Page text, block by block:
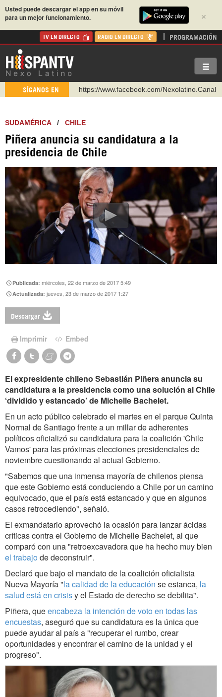
×
Usted puede descargar el app en su móvil
para un mejor funcionamiento.
TV EN DIRECTO RADIO EN DIRECTO PROGRAMACIÓN
SÍGANOS EN
https://www.facebook.com/Nexolatino.Canal
https://urmedium.com/c/hispantv
Instagram como: hispan_tv
SUDAMÉRICA/ CHILE
Piñera anuncia su candidatura a la
presidencia de Chile
Publicada:miércoles, 22 de marzo de 2017 5:49
Actualizada:jueves, 23 de marzo de 2017 1:27
Descargar
Imprimir Embed
El expresidente chileno Sebastián Piñera anuncia su
candidatura a la presidencia como una solución al Chile
‘dividido y estancado’ de Michelle Bachelet.
En un acto público celebrado el martes en el parque Quinta
Normal de Santiago frente a un millar de adherentes
políticos oficializó su candidatura para la coalición 'Chile
Vamos' para las próximas elecciones presidenciales de
noviembre cuestionando al actual Gobierno.
"Sabemos que una inmensa mayoría de chilenos piensa
que este Gobierno está conduciendo a Chile por un camino
equivocado, que el país está estancado y que en algunos
casos retrocediendo", señaló.
El exmandatario aprovechó la ocasión para lanzar ácidas
críticas contra el Gobierno de Michelle Bachelet, al que
comparó con una "retroexcavadora que ha hecho muy bien
el trabajo de deconstruir".
Declaró que bajo el mandato de la coalición oficialista
Nueva Mayoría "la calidad de la educación se estanca, la
salud está en crisisy el Estado de derecho se debilita".
Piñera, queencabeza la intención de voto en todas las
encuestas, aseguró que su candidatura es la única que
puede ayudar al país a "recuperar el rumbo, crear
oportunidades y encontrar el camino de la unidad y el
progreso".